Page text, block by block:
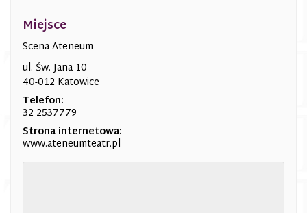
Miejsce
Scena Ateneum
ul. Św. Jana 10
40-012 Katowice
Telefon:
32 2537779
Strona internetowa:
www.ateneumteatr.pl